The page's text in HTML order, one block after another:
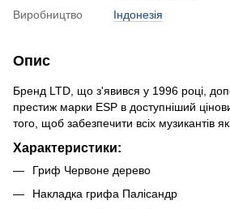
Виробництво
Індонезія
Опис
Бренд LTD, що з'явився у 1996 році,
престиж марки ESP в доступніший
того, щоб забезпечити всіх музикантів
Характеристики:
Гриф Червоне дерево
Накладка грифа Палісандр